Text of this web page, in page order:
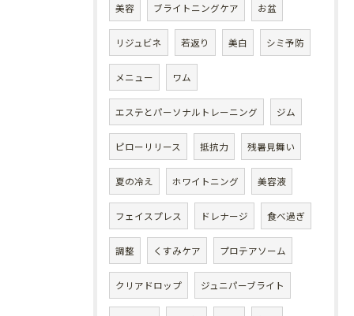
美容 ブライトニングケア お盆
リジュビネ 若返り 美白 シミ予防
メニュー ワム
エステとパーソナルトレーニング ジム
ピローリリース 抵抗力 残暑見舞い
夏の冷え ホワイトニング 美容液
フェイスプレス ドレナージ 食べ過ぎ
調整 くすみケア プロテアソーム
クリアドロップ ジュニパーブライト